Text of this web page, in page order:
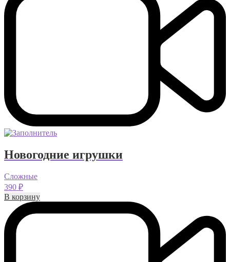
Новогодние игрушки
Сложные
390 ₽
В корзину